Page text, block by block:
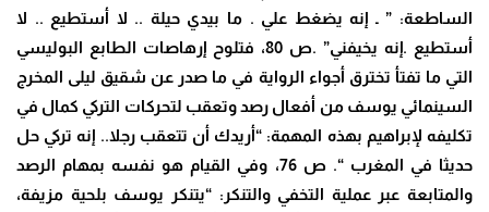
الساطعة: ” ـ إنه يضغط علي . ما بيدي حيلة .. لا أستطيع .. لا
أستطيع .إنه يخيفني” .ص 80، فتلوح إرهاصات الطابع البوليسي
التي ما تفتأ تخترق أجواء الرواية في ما صدر عن شقيق ليلى المخرج
السينمائي يوسف من أفعال رصد وتعقب لتحركات التركي كمال في
تكليفه لإبراهيم بهذه المهمة: “أريدك أن تتعقب رجلا.. إنه تركي حل
حديثا في المغرب “. ص 76، وفي القيام هو نفسه بمهام الرصد
والمتابعة عبر عملية التخفي والتنكر: “يتنكر يوسف بلحية مزيفة،